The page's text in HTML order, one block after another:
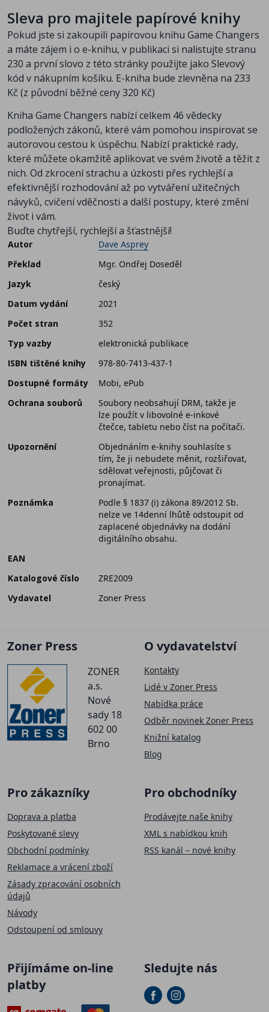
Sleva pro majitele papírové knihy
Pokud jste si zakoupili papírovou knihu Game Changers
a máte zájem i o e-knihu, v publikaci si nalistujte stranu
230 a první slovo z této stránky použijte jako Slevový
kód v nákupním košíku. E-kniha bude zlevněna na 233
Kč (z původní běžné ceny 320 Kč)
Kniha Game Changers nabízí celkem 46 vědecky
podložených zákonů, které vám pomohou inspirovat se
autorovou cestou k úspěchu. Nabízí praktické rady,
které můžete okamžitě aplikovat ve svém životě a těžit z
nich. Od zkrocení strachu a úzkosti přes rychlejší a
efektivnější rozhodování až po vytváření užitečných
návyků, cvičení vděčnosti a další postupy, které změní
život i vám.
Buďte chytřejší, rychlejší a šťastnější!
Autor
Dave Asprey
Překlad
Mgr. Ondřej Doseděl
Jazyk
český
Datum vydání
2021
Počet stran
352
Typ vazby
elektronická publikace
ISBN tištěné knihy
978-80-7413-437-1
Dostupné formáty
Mobi, ePub
Ochrana souborů
Soubory neobsahují DRM, takže je
lze použít v libovolné e-inkové
čtečce, tabletu nebo číst na počítači.
Upozornění
Objednáním e-knihy souhlasíte s
tím, že ji nebudete měnit, rozšiřovat,
sdělovat veřejnosti, půjčovat či
pronajímat.
Poznámka
Podle § 1837 (i) zákona 89/2012 Sb.
nelze ve 14denní lhůtě odstoupit od
zaplacené objednávky na dodání
digitálního obsahu.
EAN
Katalogové číslo
ZRE2009
Vydavatel
Zoner Press
Zoner Press
ZONER
a.s.
Nové
sady 18
602 00
Brno
O vydavatelství
Kontakty
Lidé v Zoner Press
Nabídka práce
Odběr novinek Zoner Press
Knižní katalog
Blog
Pro zákazníky
Doprava a platba
Poskytované slevy
Obchodní podmínky
Reklamace a vrácení zboží
Zásady zpracování osobních
údajů
Návody
Odstoupení od smlouvy
Pro obchodníky
Prodávejte naše knihy
XML s nabídkou knih
RSS kanál – nové knihy
Přijímáme on-line
platby
Sledujte nás